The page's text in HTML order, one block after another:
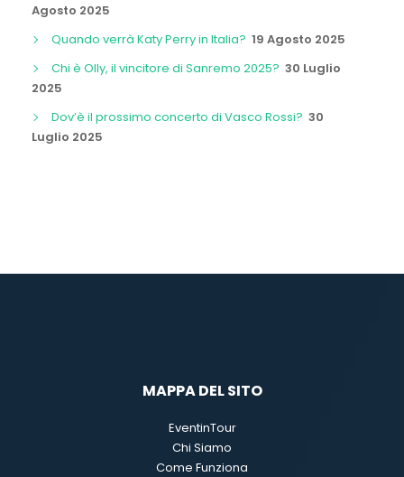
Agosto 2025
Quando verrà Katy Perry in Italia? 19 Agosto 2025
Chi è Olly, il vincitore di Sanremo 2025? 30 Luglio
2025
Dov’è il prossimo concerto di Vasco Rossi? 30
Luglio 2025
MAPPA DEL SITO
EventinTour
Chi Siamo
Come Funziona